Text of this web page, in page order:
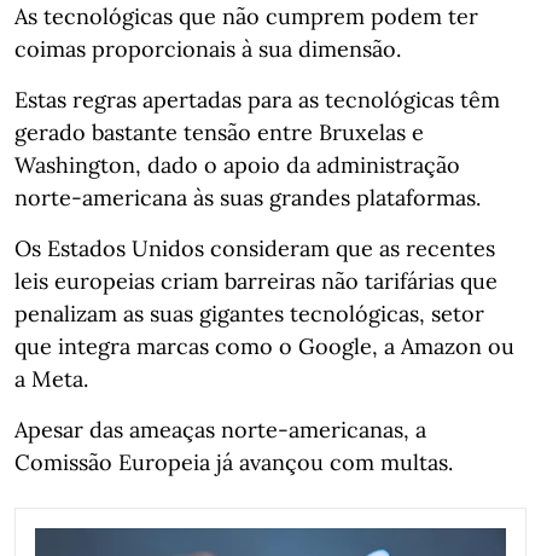
As tecnológicas que não cumprem podem ter
coimas proporcionais à sua dimensão.
Estas regras apertadas para as tecnológicas têm
gerado bastante tensão entre Bruxelas e
Washington, dado o apoio da administração
norte-americana às suas grandes plataformas.
Os Estados Unidos consideram que as recentes
leis europeias criam barreiras não tarifárias que
penalizam as suas gigantes tecnológicas, setor
que integra marcas como o Google, a Amazon ou
a Meta.
Apesar das ameaças norte-americanas, a
Comissão Europeia já avançou com multas.